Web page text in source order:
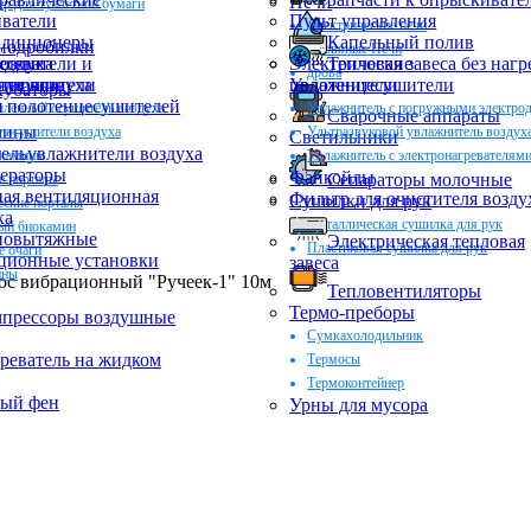
для туалетной бумаги
порталы
порталы
биокамин
очаги
воздушные
на жидком
фен
Электрические печи
Дровяные Печи
дрова
Сварочные аппараты
Светильники
Сепараторы молочные
Сушилки для рук
Металлическая сушилка для рук
Пластиковая сушилка для рук
Тепловентиляторы
Термо-преборы
Сумкахолодильник
Термосы
Термоконтейнер
Урны для мусора
и
Капельный полив
воздуха
осушитель воздуха
воздуха
воздуха
вентиляционная
установки
Пульт управления
Тепловая завеса без
Увлажнители
Увлажнитель с погружными
Ультразвуковой увлажнитель
Увлажнитель с электронагревателями
Фанкойлы
Фильтр для очистителя
Электрическая тепловая
завеса
Электрические
полотенцесушители
вибрационный "Ручеек-1" 10м